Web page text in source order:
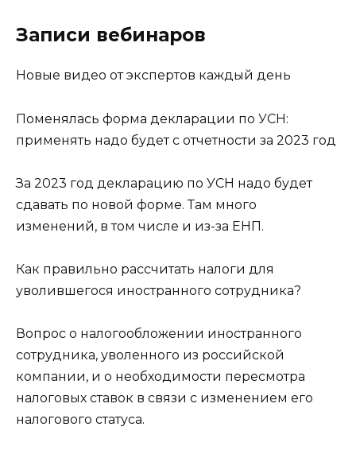
Записи вебинаров
Новые видео от экспертов каждый день
Поменялась форма декларации по УСН:
применять надо будет с отчетности за 2023 год
За 2023 год декларацию по УСН надо будет
сдавать по новой форме. Там много
изменений, в том числе и из-за ЕНП.
Как правильно рассчитать налоги для
уволившегося иностранного сотрудника?
Вопрос о налогообложении иностранного
сотрудника, уволенного из российской
компании, и о необходимости пересмотра
налоговых ставок в связи с изменением его
налогового статуса.